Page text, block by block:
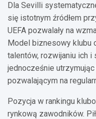
Dla Sevilli
się istotnym źródłem
UEFA pozwalały na
Model biznesowy klubu
talentów, rozwijaniu ich
jednocześnie
pozwalającym na
Pozycja w rankingu
rynkową zawodników.